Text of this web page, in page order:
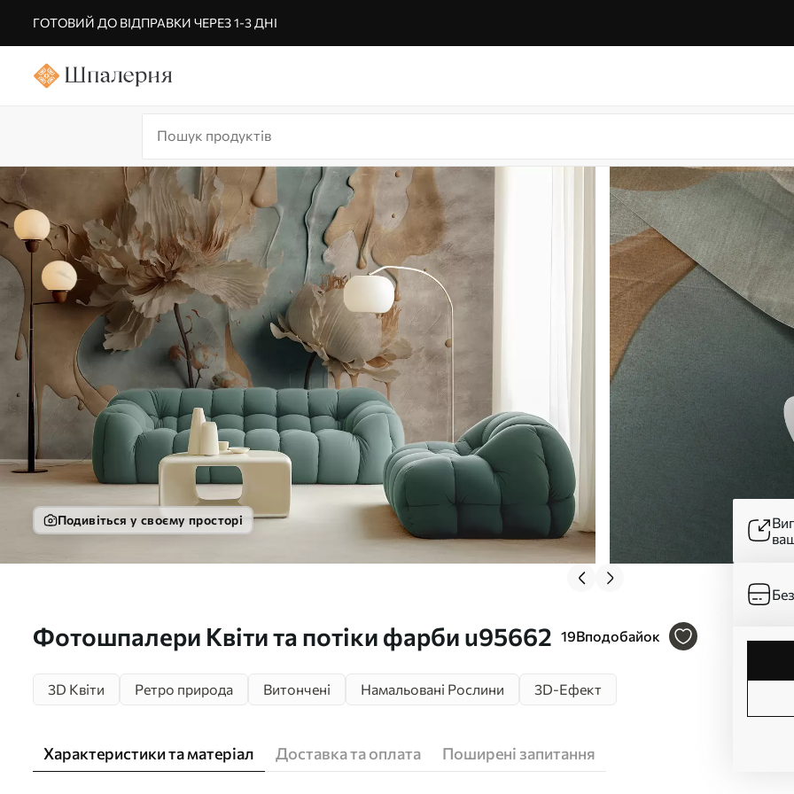
ГОТОВИЙ ДО ВІДПРАВКИ ЧЕРЕЗ 1-3 ДНІ
Подивіться у своєму просторі
Фотошпалери Квіти та потіки фарби u95662 19Вподобайок
3D Квіти Ретро природа Витончені Намальовані Рослини 3D-Ефект
Характеристики та матеріал Доставка та оплата Поширені запитання